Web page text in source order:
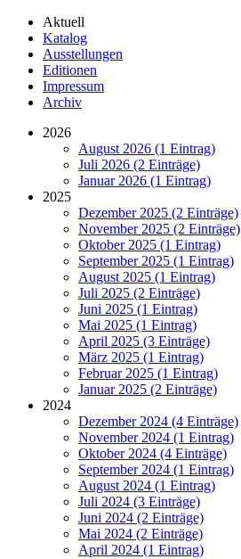
Aktuell
Katalog
Ausstellungen
Editionen
Impressum
Archiv
2026
August 2026 (1 Eintrag)
Juli 2026 (2 Einträge)
Januar 2026 (1 Eintrag)
2025
Dezember 2025 (2 Einträge)
November 2025 (2 Einträge)
Oktober 2025 (1 Eintrag)
September 2025 (1 Eintrag)
August 2025 (1 Eintrag)
Juli 2025 (2 Einträge)
Juni 2025 (1 Eintrag)
Mai 2025 (1 Eintrag)
April 2025 (3 Einträge)
März 2025 (1 Eintrag)
Februar 2025 (1 Eintrag)
Januar 2025 (2 Einträge)
2024
Dezember 2024 (4 Einträge)
November 2024 (1 Eintrag)
Oktober 2024 (4 Einträge)
September 2024 (1 Eintrag)
August 2024 (1 Eintrag)
Juli 2024 (3 Einträge)
Juni 2024 (2 Einträge)
Mai 2024 (2 Einträge)
April 2024 (1 Eintrag)